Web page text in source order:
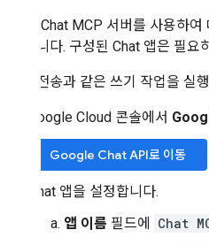
Google Chat MCP 서버를 사용하
어야 합니다. 구성된 Chat 앱은 필요
메시지 전송과 같은 쓰기 작업을
Google Cloud 콘솔에서
Google Chat API로 이동
Chat 앱을 설정합니다.
앱 이름 필드에 Chat